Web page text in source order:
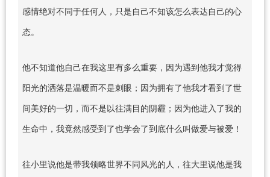
感情绝对不同于任何人，只是自己不知该怎么表达自己的心
态。
他不知道他自己在我这里有多么重要，因为遇到他我才觉得
阳光的洒落是温暖而不是刺眼；因为拥有了他我才看到了世
间美好的一切，而不是以往满目的阴霾；因为他进入了我的
生命中，我竟然感受到了也学会了到底什么叫做爱与被爱！
往小里说他是带我领略世界不同风光的人，往大里说他是我